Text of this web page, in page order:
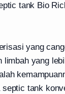
tank Bio
yang
yang
tank